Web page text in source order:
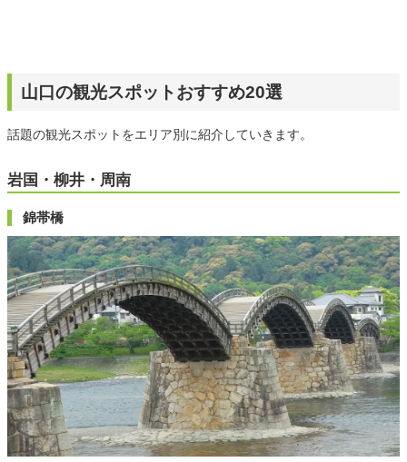
山口の観光スポットおすすめ20選
話題の観光スポットをエリア別に紹介していきます。
岩国・柳井・周南
錦帯橋